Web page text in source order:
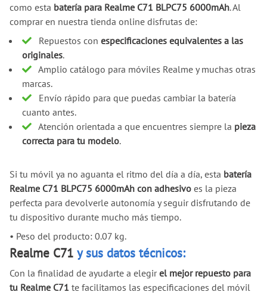
como esta batería para Realme C71 BLPC75 6000mAh. Al
comprar en nuestra tienda online disfrutas de:
Repuestos con especificaciones equivalentes a las
originales.
Amplio catálogo para móviles Realme y muchas otras
marcas.
Envío rápido para que puedas cambiar la batería
cuanto antes.
Atención orientada a que encuentres siempre la pieza
correcta para tu modelo.
Si tu móvil ya no aguanta el ritmo del día a día, esta batería
Realme C71 BLPC75 6000mAh con adhesivo es la pieza
perfecta para devolverle autonomía y seguir disfrutando de
tu dispositivo durante mucho más tiempo.
• Peso del producto: 0.07 kg.
Realme C71 y sus datos técnicos:
Con la finalidad de ayudarte a elegirel mejor repuesto para
tu Realme C71 te facilitamos las especificaciones del móvil